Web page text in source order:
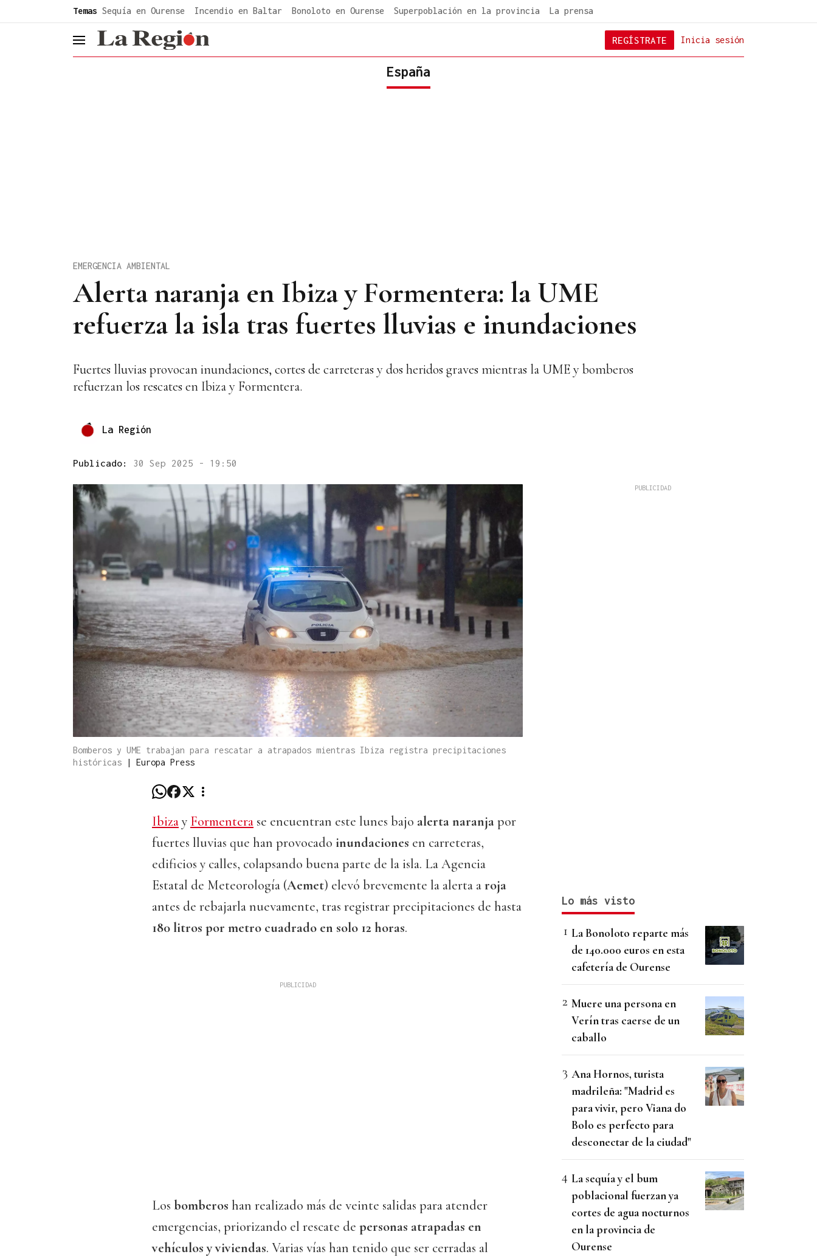
Temas Sequía en Ourense Incendio en Baltar Bonoloto en Ourense Superpoblación en la provincia La prensa
header.menu.open Inicia sesión
REGÍSTRATE
España
Alerta naranja en Ibiza y Formentera: la UME
refuerza la isla tras fuertes lluvias e inundaciones
EMERGENCIA AMBIENTAL
Fuertes lluvias provocan inundaciones, cortes de carreteras y dos heridos graves mientras la UME y bomberos
refuerzan los rescates en Ibiza y Formentera.
La Región
Publicado: 30 Sep 2025 - 19:50
Bomberos y UME trabajan para rescatar a atrapados mientras Ibiza registra precipitaciones
históricas
| Europa Press
Ibizay Formentera se encuentran este lunes bajo alerta naranjapor
fuertes lluvias que han provocado inundaciones en carreteras,
edificios y calles, colapsando buena parte de la isla. La Agencia
Estatal de Meteorología (Aemet) elevó brevemente la alerta aroja
antes de rebajarla nuevamente, tras registrar precipitaciones de hasta
180 litros por metro cuadrado en solo 12 horas.
Los bomberos han realizado más de veinte salidas para atender
emergencias, priorizando el rescate de personas atrapadas en
vehículos y viviendas. Varias vías han tenido que ser cerradas al
Lo más visto
La Bonoloto reparte más
de 140.000 euros en esta
cafetería de Ourense
Muere una persona en
Verín tras caerse de un
caballo
Ana Hornos, turista
madrileña: "Madrid es
para vivir, pero Viana do
Bolo es perfecto para
desconectar de la ciudad"
La sequía y el bum
poblacional fuerzan ya
cortes de agua nocturnos
en la provincia de
Ourense